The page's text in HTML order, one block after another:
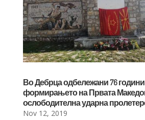
Во Дебрца одбележани 76
формирањето на Првата
ослободителна ударна
Nov 12, 2019